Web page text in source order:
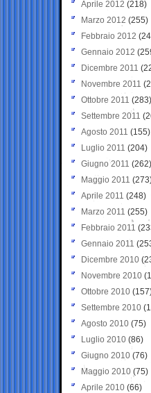
Aprile 2012 (218)
Marzo 2012 (255)
Febbraio 2012
Gennaio 2012
Dicembre 2011
Novembre 2011
Ottobre 2011 (283)
Settembre 2011
Agosto 2011 (155)
Luglio 2011 (204)
Giugno 2011 (262)
Maggio 2011
Aprile 2011 (248)
Marzo 2011 (255)
Febbraio 2011
Gennaio 2011
Dicembre 2010
Novembre 2010
Ottobre 2010
Settembre 2010
Agosto 2010 (75)
Luglio 2010 (86)
Giugno 2010 (76)
Maggio 2010 (75)
Aprile 2010 (66)